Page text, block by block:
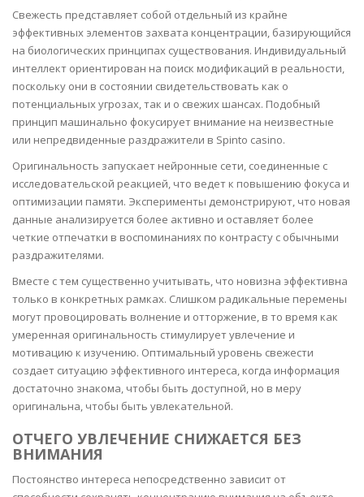
Свежесть представляет собой отдельный из крайне
эффективных элементов захвата концентрации, базирующийся
на биологических принципах существования. Индивидуальный
интеллект ориентирован на поиск модификаций в реальности,
поскольку они в состоянии свидетельствовать как о
потенциальных угрозах, так и о свежих шансах. Подобный
принцип машинально фокусирует внимание на неизвестные
или непредвиденные раздражители в Spinto casino.
Оригинальность запускает нейронные сети, соединенные с
исследовательской реакцией, что ведет к повышению фокуса и
оптимизации памяти. Эксперименты демонстрируют, что новая
данные анализируется более активно и оставляет более
четкие отпечатки в воспоминаниях по контрасту с обычными
раздражителями.
Вместе с тем существенно учитывать, что новизна эффективна
только в конкретных рамках. Слишком радикальные перемены
могут провоцировать волнение и отторжение, в то время как
умеренная оригинальность стимулирует увлечение и
мотивацию к изучению. Оптимальный уровень свежести
создает ситуацию эффективного интереса, когда информация
достаточно знакома, чтобы быть доступной, но в меру
оригинальна, чтобы быть увлекательной.
ОТЧЕГО УВЛЕЧЕНИЕ СНИЖАЕТСЯ БЕЗ
ВНИМАНИЯ
Постоянство интереса непосредственно зависит от